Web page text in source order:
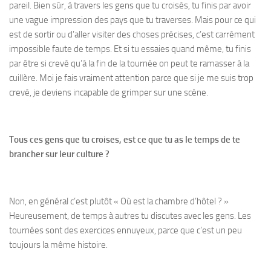
pareil. Bien sûr, à travers les gens que tu croisés, tu finis par avoir
une vague impression des pays que tu traverses. Mais pour ce qui
est de sortir ou d’aller visiter des choses précises, c’est carrément
impossible faute de temps. Et si tu essaies quand même, tu finis
par être si crevé qu’à la fin de la tournée on peut te ramasser à la
cuillère. Moi je fais vraiment attention parce que si je me suis trop
crevé, je deviens incapable de grimper sur une scène.
Tous ces gens que tu croises, est ce que tu as le temps de te
brancher sur leur culture ?
Non, en général c’est plutôt « Où est la chambre d’hôtel ? »
Heureusement, de temps à autres tu discutes avec les gens. Les
tournées sont des exercices ennuyeux, parce que c’est un peu
toujours la même histoire.